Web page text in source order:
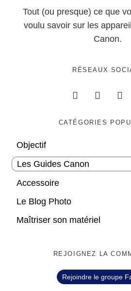
Tout (ou presque) ce que
voulu savoir sur les
Canon.
RÉSEAUX
CATÉGORIES
Objectif
Les Guides Canon
Accessoire
Le Blog Photo
Maîtriser son matériel
REJOIGNEZ LA
Rejoindre le groupe